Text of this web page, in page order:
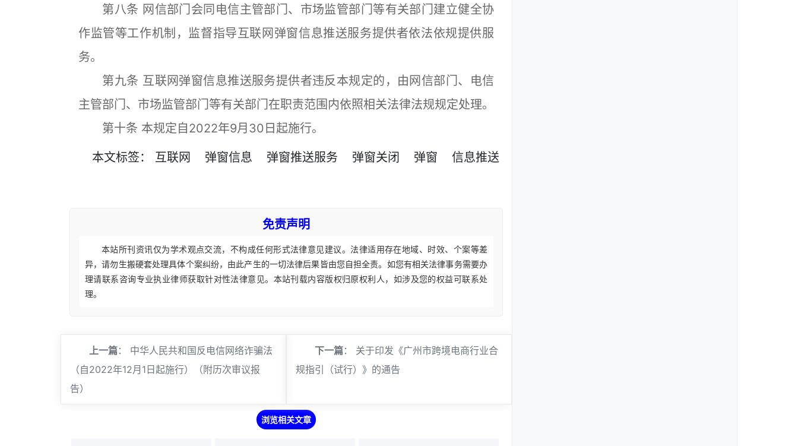
第八条 网信部门会同电信主管部门、市场监管部门等有关部门建立健全协
作监管等工作机制，监督指导互联网弹窗信息推送服务提供者依法依规提供服
务。
第九条 互联网弹窗信息推送服务提供者违反本规定的，由网信部门、电信
主管部门、市场监管部门等有关部门在职责范围内依照相关法律法规规定处理。
第十条 本规定自2022年9月30日起施行。
本文标签： 互联网 弹窗信息 弹窗推送服务 弹窗关闭 弹窗 信息推送
免责声明
本站所刊资讯仅为学术观点交流，不构成任何形式法律意见建议。法律适用存在地域、时效、个案等差
异，请勿生搬硬套处理具体个案纠纷，由此产生的一切法律后果皆由您自担全责。如您有相关法律事务需要办
理请联系咨询专业执业律师获取针对性法律意见。本站刊载内容版权归原权利人，如涉及您的权益可联系处
理。
上一篇： 中华人民共和国反电信网络诈骗法
（自2022年12月1日起施行）（附历次审议报
告）
下一篇： 关于印发《广州市跨境电商行业合
规指引（试行）》的通告
浏览相关文章